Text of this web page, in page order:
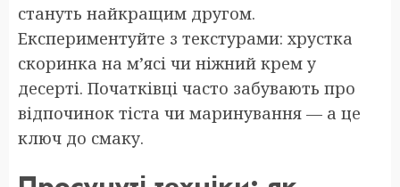
стануть найкращим другом.
Експериментуйте з текстурами: хрустка
скоринка на м’ясі чи ніжний крем у
десерті. Початківці часто забувають про
відпочинок тіста чи маринування — а це
ключ до смаку.